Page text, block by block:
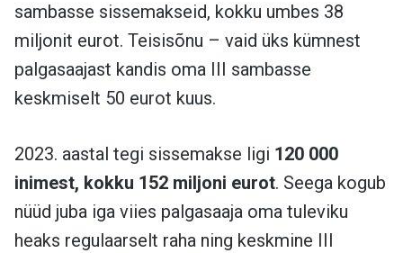
sambasse sissemakseid, kokku umbes 38
miljonit eurot. Teisisõnu – vaid üks kümnest
palgasaajast kandis oma III sambasse
keskmiselt 50 eurot kuus.
2023. aastal tegi sissemakse ligi 120 000
inimest, kokku 152 miljoni eurot. Seega kogub
nüüd juba iga viies palgasaaja oma tuleviku
heaks regulaarselt raha ning keskmine III